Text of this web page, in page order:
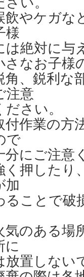
飲やケガ
様
絶対に与
さなお子
角、鋭利
注意
さい。
付作業の
で
にご注意
く押した
加
ことで破
気のある場
に
置しない